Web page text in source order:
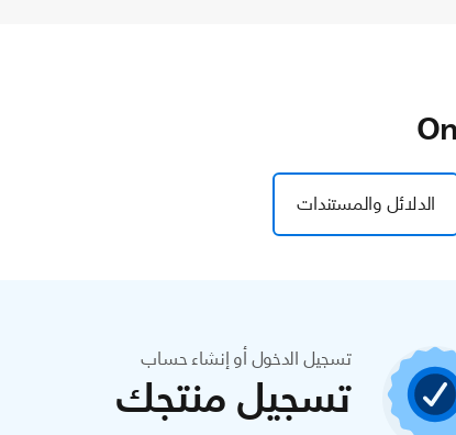
الدلائل والمستندات
تسجيل الدخول أو إنشاء حساب
تسجيل منتجك